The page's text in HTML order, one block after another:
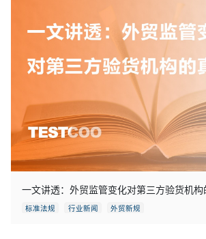
一文讲透：外贸监管变化对第三方验货机构
标准法规 行业新闻 外贸新规